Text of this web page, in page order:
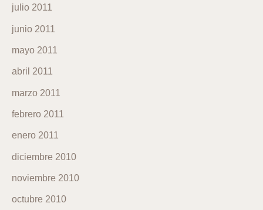
julio 2011
junio 2011
mayo 2011
abril 2011
marzo 2011
febrero 2011
enero 2011
diciembre 2010
noviembre 2010
octubre 2010